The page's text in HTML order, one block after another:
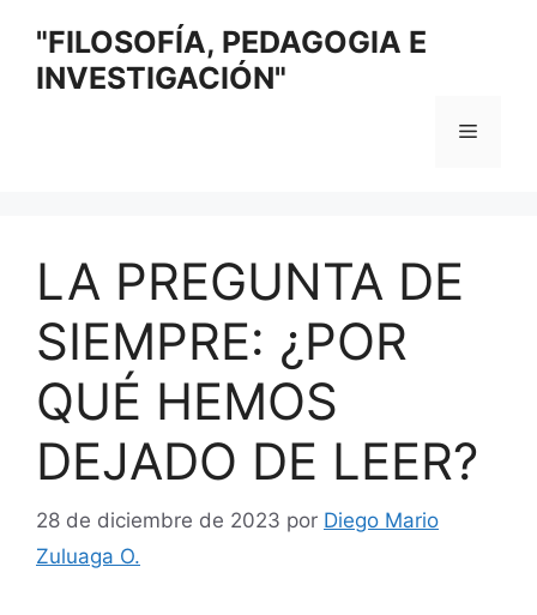
contenido
"FILOSOFÍA, PEDAGOGIA E
INVESTIGACIÓN"
Menú
LA PREGUNTA DE
SIEMPRE: ¿POR
QUÉ HEMOS
DEJADO DE LEER?
28 de diciembre de 2023 por Diego Mario
Zuluaga O.